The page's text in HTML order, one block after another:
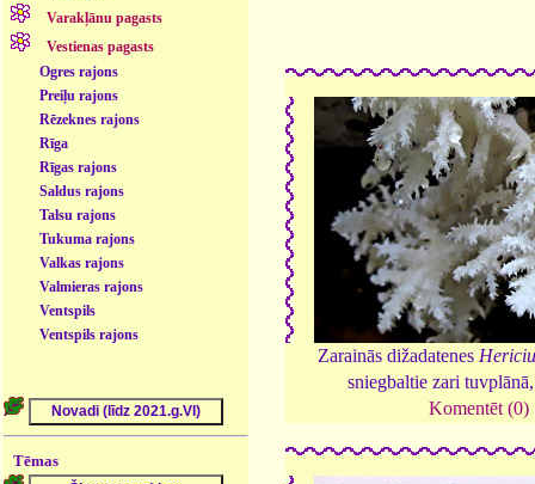
Varakļānu pagasts
Vestienas pagasts
Ogres rajons
Preiļu rajons
Rēzeknes rajons
Rīga
Rīgas rajons
Saldus rajons
Talsu rajons
Tukuma rajons
Valkas rajons
Valmieras rajons
Ventspils
Ventspils rajons
Tēmas
Zarainās dižadatenes
sniegbaltie zari
Komentēt (0)